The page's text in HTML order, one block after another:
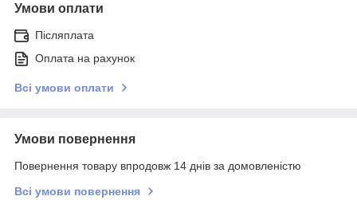
Умови оплати
Післяплата
Оплата на рахунок
Всі умови оплати
Умови повернення
Повернення товару впродовж 14 днів за домовленістю
Всі умови повернення